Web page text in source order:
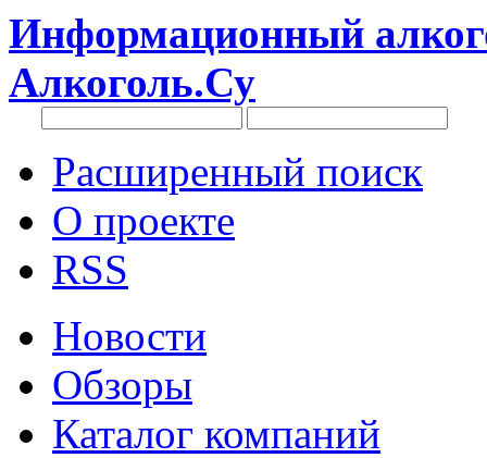
Информационный
Алкоголь.Су
Расширенный поиск
О проекте
RSS
Новости
Обзоры
Каталог компаний